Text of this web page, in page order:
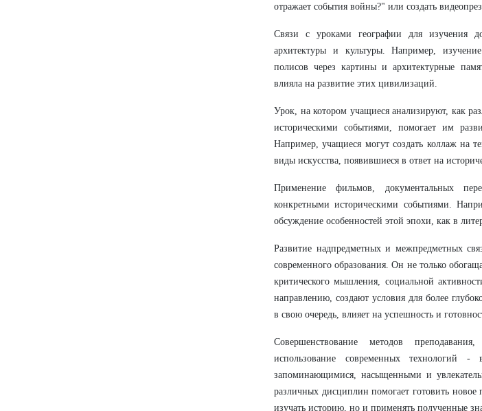
отражает события войны?" или создать
Связи с уроками географии для изучения
архитектуры и культуры. Например,
полисов через картины и архитектурные
влияла на развитие этих цивилизаций.
Урок, на котором учащиеся анализируют, как
историческими событиями, помогает им
Например, учащиеся могут создать коллаж на
виды искусства, появившиеся в ответ на
Применение фильмов, документальных
конкретными историческими событиями.
обсуждение особенностей этой эпохи, как в
Развитие надпредметных и межпредметных
современного образования. Он не только
критического мышления, социальной
направлению, создают условия для более
в свою очередь, влияет на успешность и
Совершенствование методов
использование современных технологий
запоминающимися, насыщенными и
различных дисциплин помогает готовить новое
изучать историю, но и применять полученные